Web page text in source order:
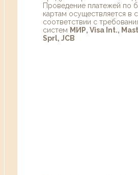
Проведение платежей по
картам осуществляется в
соответствии с
систем МИР, Visa Int.,
Sprl, JCB